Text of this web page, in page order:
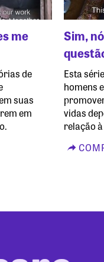
me
de
suas
em
Sim,
Esta
homens
vidas
relação